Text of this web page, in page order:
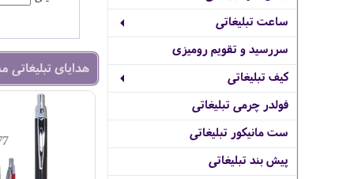
ساعت تبلیغاتی
سررسید و تقویم رومیزی
کیف تبلیغاتی
فولدر چرمی تبلیغاتی
ست مانیکور تبلیغاتی
پیش بند تبلیغاتی
هدایای تبلیغاتی